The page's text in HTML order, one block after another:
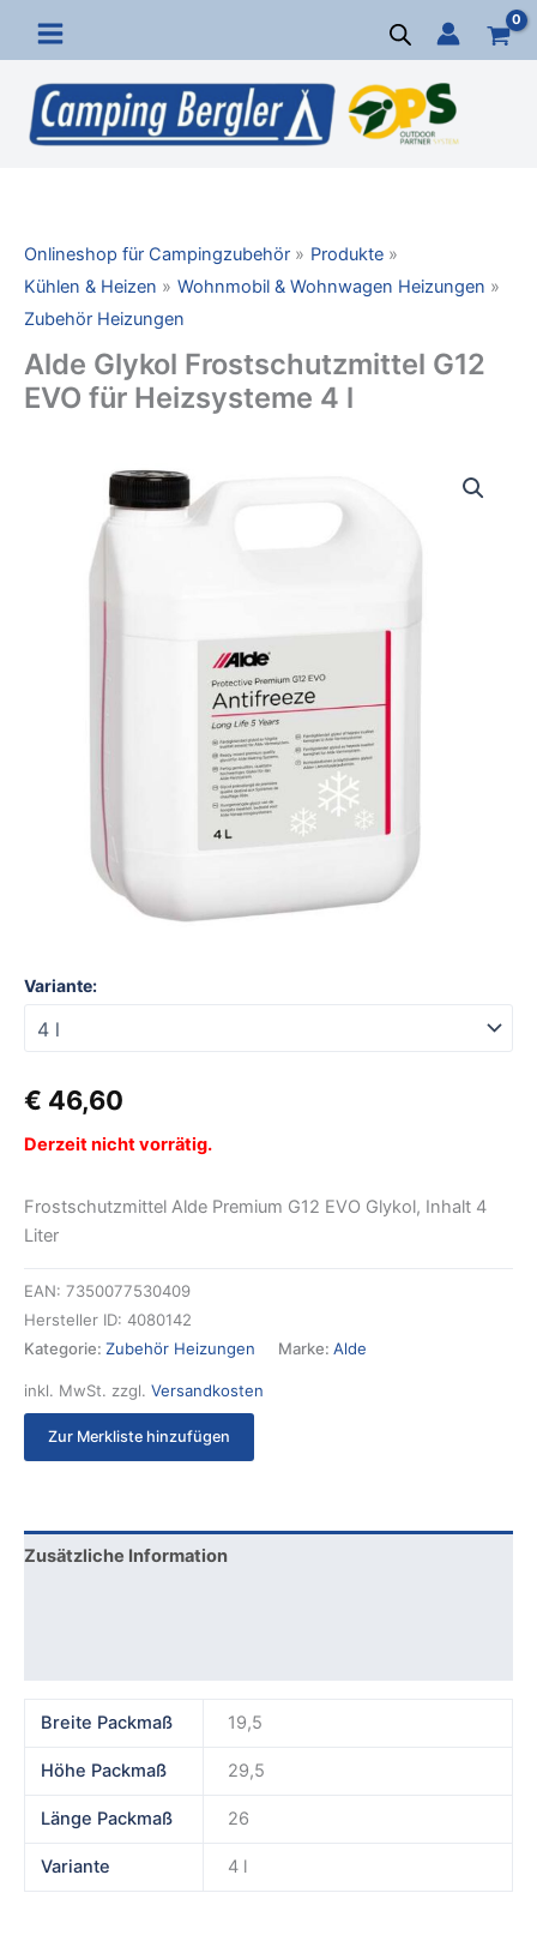
Inhalt
springen
Onlineshop für Campingzubehör
Produkte
Kühlen & Heizen
Wohnmobil & Wohnwagen Heizungen
Zubehör Heizungen
Alde Glykol Frostschutzmittel G12
EVO für Heizsysteme 4 l
Variante:
€ 46,60
Derzeit nicht vorrätig.
Frostschutzmittel Alde Premium G12 EVO Glykol, Inhalt 4
Liter
EAN: 7350077530409
Hersteller ID: 4080142
Kategorie: Zubehör Heizungen Marke: Alde
inkl. MwSt. zzgl. Versandkosten
Zur Merkliste hinzufügen
Zusätzliche Information
Breite Packmaß 19,5
Höhe Packmaß 29,5
Länge Packmaß 26
Variante 4 l